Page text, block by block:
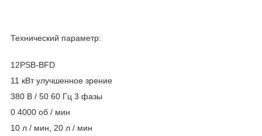
Технический параметр:
12PSB-BFD
11 кВт улучшенное зрение
380 В / 50 60 Гц 3 фазы
0 4000 об / мин
10 л / мин, 20 л / мин